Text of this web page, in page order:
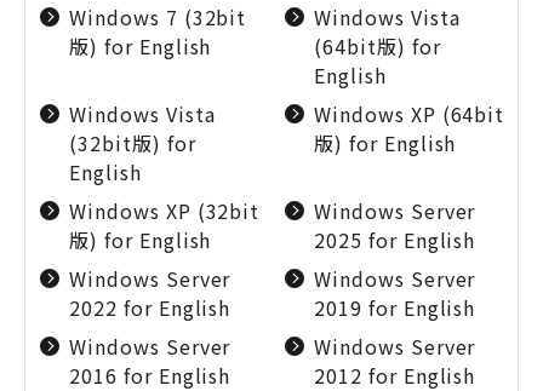
Windows 7 (32bit
版) for English
Windows Vista
(64bit版) for
English
Windows Vista
(32bit版) for
English
Windows XP (64bit
版) for English
Windows XP (32bit
版) for English
Windows Server
2025 for English
Windows Server
2022 for English
Windows Server
2019 for English
Windows Server
2016 for English
Windows Server
2012 for English